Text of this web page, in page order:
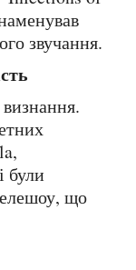
звучання.
були
що